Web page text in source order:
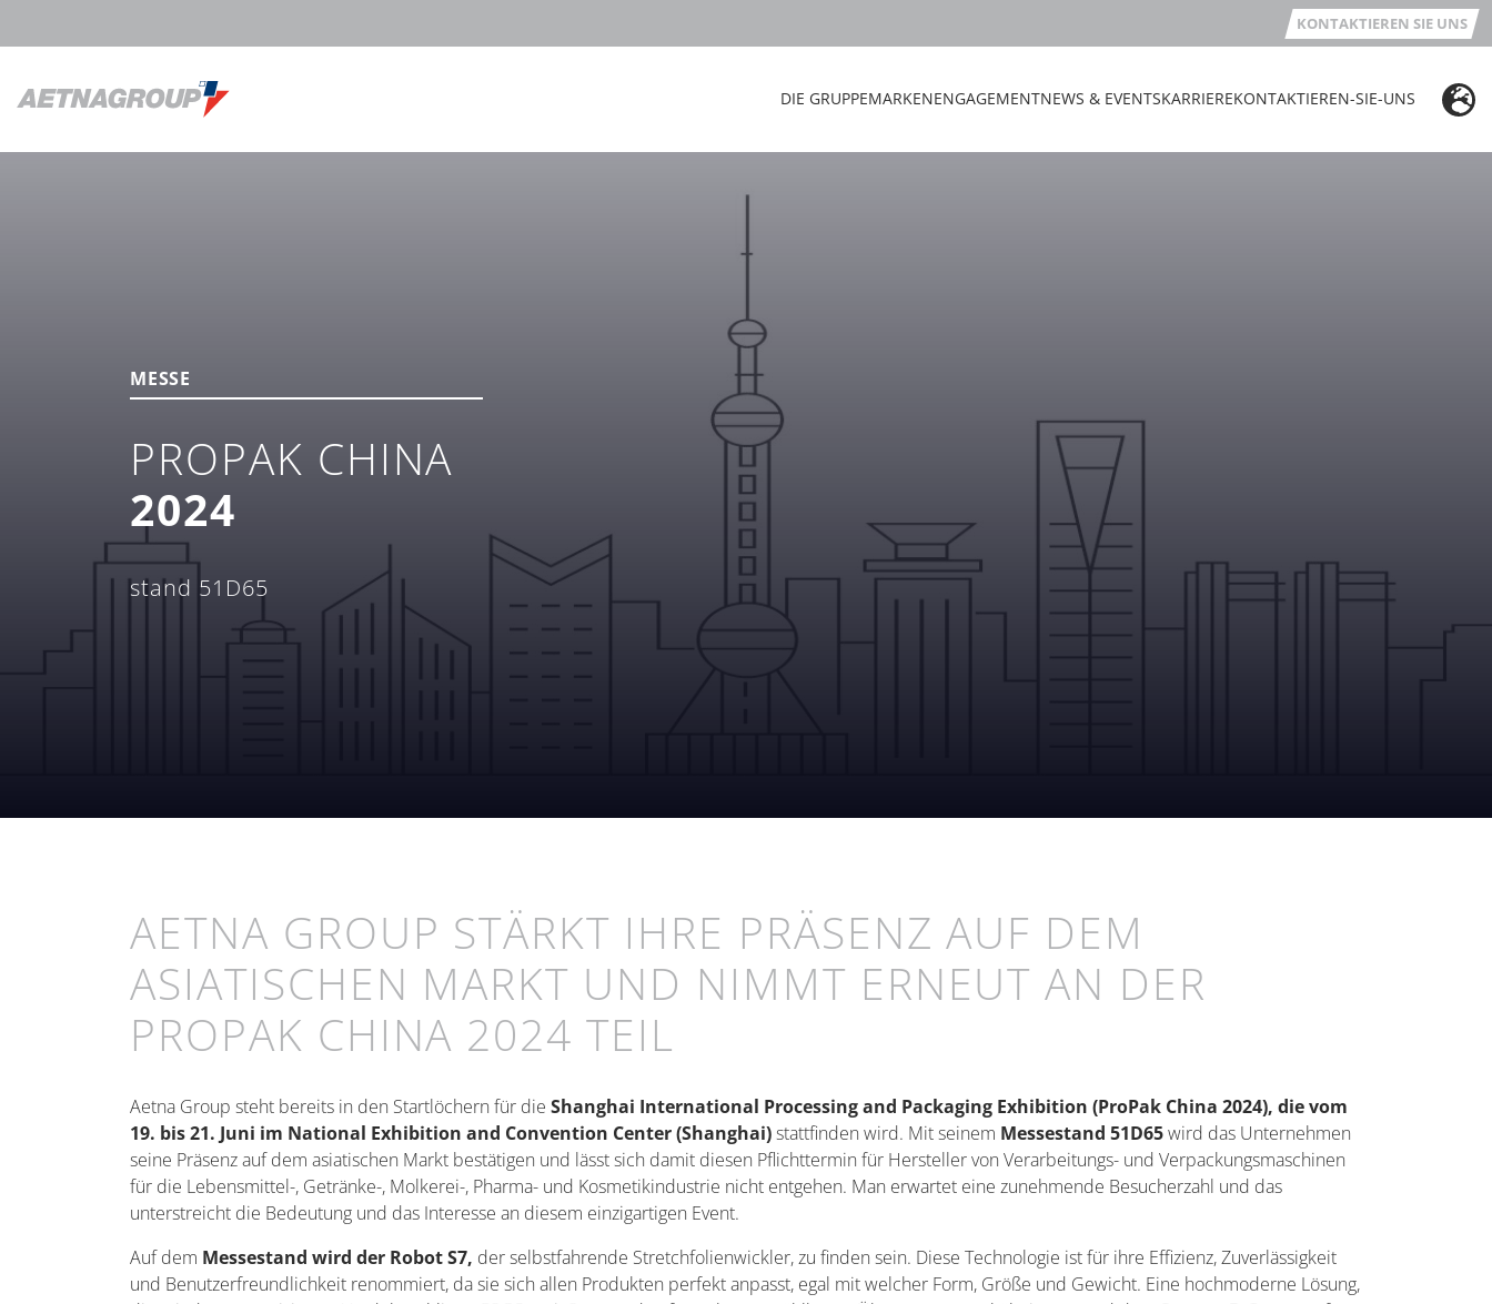
KONTAKTIEREN SIE UNS
DIE GRUPPEMARKENENGAGEMENTNEWS & EVENTSKARRIEREKONTAKTIEREN-SIE-UNS
MESSE
PROPAK CHINA
2024
stand 51D65
AETNA GROUP STÄRKT IHRE PRÄSENZ AUF DEM
ASIATISCHEN MARKT UND NIMMT ERNEUT AN DER
PROPAK CHINA 2024 TEIL
Aetna Group steht bereits in den Startlöchern für die Shanghai International Processing and Packaging Exhibition (ProPak China 2024), die vom
19. bis 21. Juni im National Exhibition and Convention Center (Shanghai)stattfinden wird. Mit seinem Messestand 51D65wird das Unternehmen
seine Präsenz auf dem asiatischen Markt bestätigen und lässt sich damit diesen Pflichttermin für Hersteller von Verarbeitungs- und Verpackungsmaschinen
für die Lebensmittel-, Getränke-, Molkerei-, Pharma- und Kosmetikindustrie nicht entgehen. Man erwartet eine zunehmende Besucherzahl und das
unterstreicht die Bedeutung und das Interesse an diesem einzigartigen Event.
Auf dem Messestand wird der Robot S7, der selbstfahrende Stretchfolienwickler, zu finden sein. Diese Technologie ist für ihre Effizienz, Zuverlässigkeit
und Benutzerfreundlichkeit renommiert, da sie sich allen Produkten perfekt anpasst, egal mit welcher Form, Größe und Gewicht. Eine hochmoderne Lösung,